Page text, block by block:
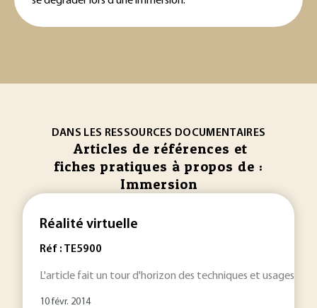
DANS LES RESSOURCES DOCUMENTAIRES
Articles de références et
fiches pratiques à propos de :
Immersion
Réalité virtuelle
Réf : TE5900
L'article fait un tour d'horizon des techniques et usages
10 févr. 2014